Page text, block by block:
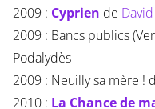
2009 : Cyprien de
2009 : Bancs publics
Podalydès
2009 : Neuilly sa mère !
2010 : La Chance de